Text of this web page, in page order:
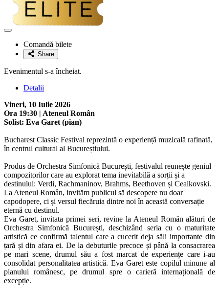
Adaugă
favoriteComandă bilete
Share
Evenimentul s-a încheiat.
Detalii
Vineri, 10 Iulie 2026
Ora 19:30 | Ateneul Român
Solist: Eva Garet (pian)
Bucharest Classic Festival reprezintă o experiență muzicală rafinată,
în centrul cultural al Bucureștiului.
Produs de Orchestra Simfonică București, festivalul reunește geniul
compozitorilor care au explorat tema inevitabilă a sorții și a
destinului: Verdi, Rachmaninov, Brahms, Beethoven și Ceaikovski.
La Ateneul Român, invităm publicul să descopere nu doar
capodopere, ci și versul fiecăruia dintre noi în această conversație
eternă cu destinul.
Eva Garet, invitata primei seri, revine la Ateneul Român alături de
Orchestra Simfonică București, deschizând seria cu o maturitate
artistică ce confirmă talentul care a cucerit deja săli importante din
țară și din afara ei. De la debuturile precoce și până la consacrarea
pe mari scene, drumul său a fost marcat de experiențe care i-au
consolidat personalitatea artistică. Eva Garet este copilul minune al
pianului românesc, pe drumul spre o carieră internațională de
excepție.